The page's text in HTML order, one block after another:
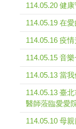
114.05.20 健
114.05.19 在
114.05.16 疫情
114.05.15 音
114.05.13 當
114.05.13 臺
醫師蒞臨愛愛
114.05.10 母